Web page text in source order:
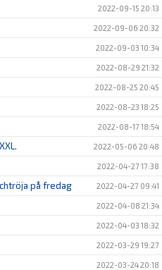
2022-09-15 20:13
2022-09-06 20:32
2022-09-03 10:34
2022-08-29 21:32
2022-08-25 20:45
2022-08-23 18:25
2022-08-17 18:54
2022-05-06 20:48
2022-04-27 17:38
på fredag 2022-04-27 09:41
2022-04-08 21:34
2022-04-03 18:32
2022-03-29 19:27
2022-03-24 20:18